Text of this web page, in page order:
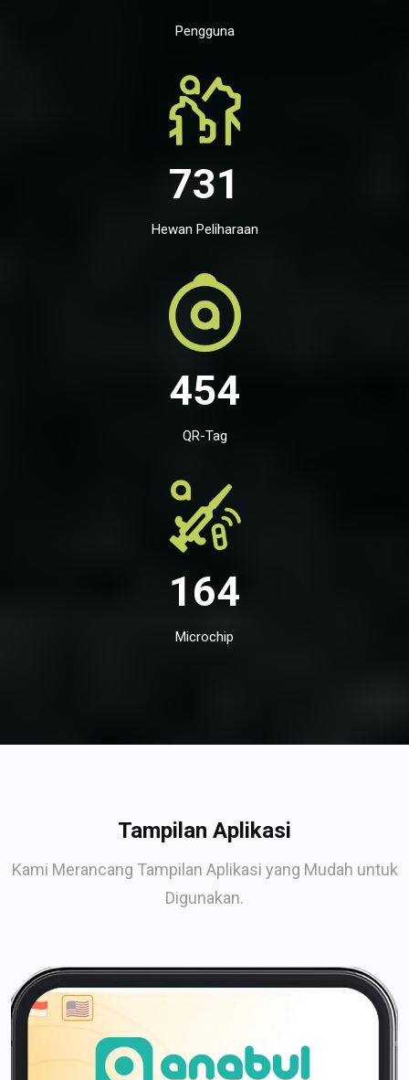
Pengguna
731
Hewan Peliharaan
454
QR-Tag
164
Microchip
Tampilan Aplikasi
Kami Merancang Tampilan Aplikasi yang Mudah untuk
Digunakan.